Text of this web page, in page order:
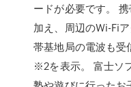
ードが必要です。
加え、周辺のWi-Fi
帯基地局の電波も受
※2を表示。 富士ソ